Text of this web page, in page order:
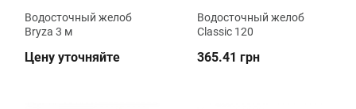
Водосточный желоб
Bryza 3 м
Цену уточняйте
Водосточный желоб
Classic 120
365.41 грн